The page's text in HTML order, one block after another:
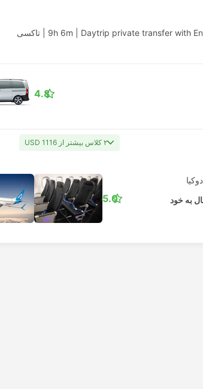
9h 6m | Daytrip private transfer with تاکسی
4.8
۲ کلاس بیشتر از USD 1116
به خود 5.0